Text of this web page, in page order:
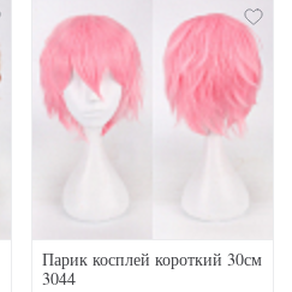
Парик косплей короткий 30см
3044